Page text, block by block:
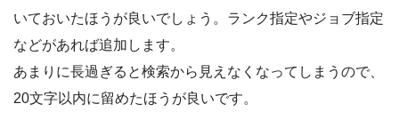
いておいたほうが良いでしょう。ランク指定やジョブ指定
などがあれば追加します。
あまりに長過ぎると検索から見えなくなってしまうので、
20文字以内に留めたほうが良いです。